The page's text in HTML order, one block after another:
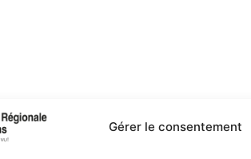
Gérer le consentement